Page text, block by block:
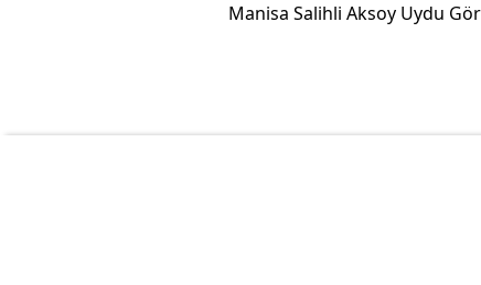
Manisa Salihli Aksoy Uydu